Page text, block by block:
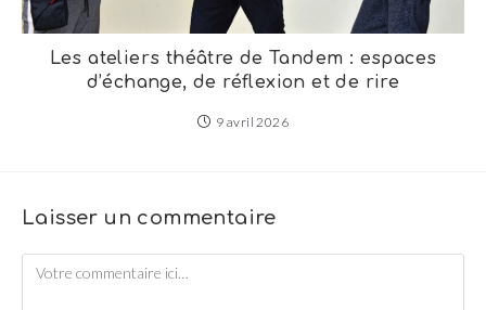
Les ateliers théâtre de Tandem : espaces
d’échange, de réflexion et de rire
9 avril 2026
Laisser un commentaire
Comment